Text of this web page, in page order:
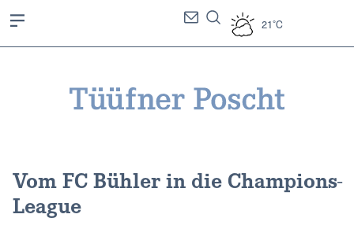
21°C
Vom FC Bühler in die Champions-
League